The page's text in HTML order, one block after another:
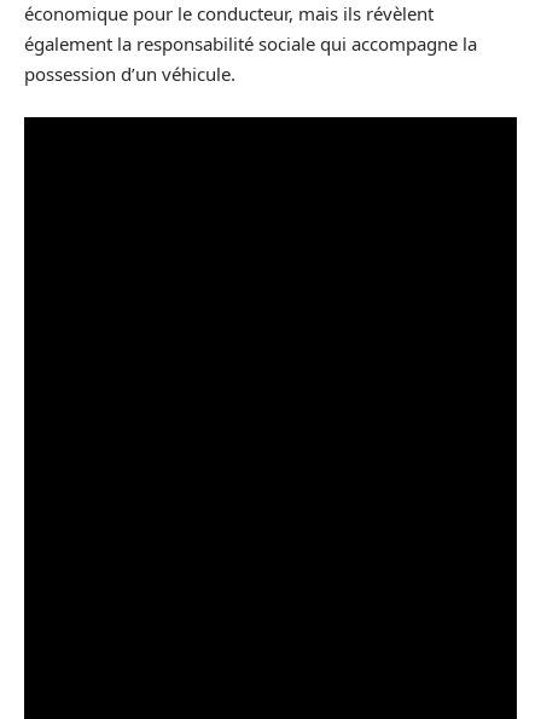
économique pour le conducteur, mais ils révèlent
également la responsabilité sociale qui accompagne la
possession d’un véhicule.